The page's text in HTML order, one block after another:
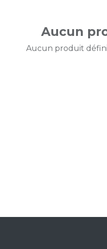
Aucun
Aucun produit